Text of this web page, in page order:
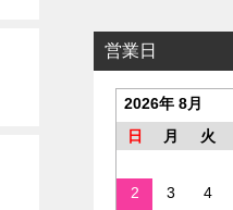
営業日
2026年 8月
日
月 火
2
3 4